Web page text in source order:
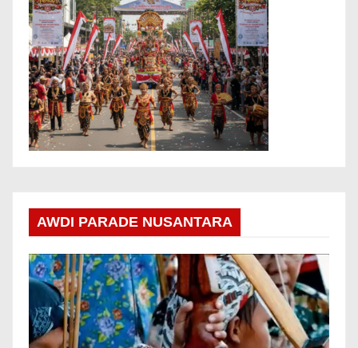
AWDI PARADE NUSANTARA